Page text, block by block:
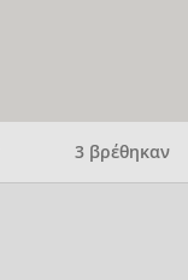
3 βρέθηκαν